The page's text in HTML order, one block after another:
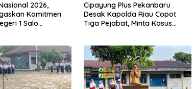
2026,
Komitmen
1 Salo
Cipayung Plus Pekanbaru
Desak Kapolda Riau Copot
Tiga Pejabat, Minta Kasus